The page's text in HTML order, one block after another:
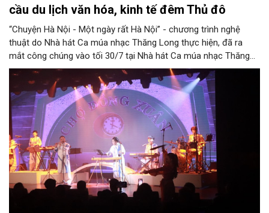
cầu du lịch văn hóa, kinh tế đêm Thủ đô
“Chuyện Hà Nội - Một ngày rất Hà Nội” - chương trình nghệ
thuật do Nhà hát Ca múa nhạc Thăng Long thực hiện, đã ra
mắt công chúng vào tối 30/7 tại Nhà hát Ca múa nhạc Thăng
Long (số 31 - 33 phố Lương Văn Can, phường Hoàn Kiếm).